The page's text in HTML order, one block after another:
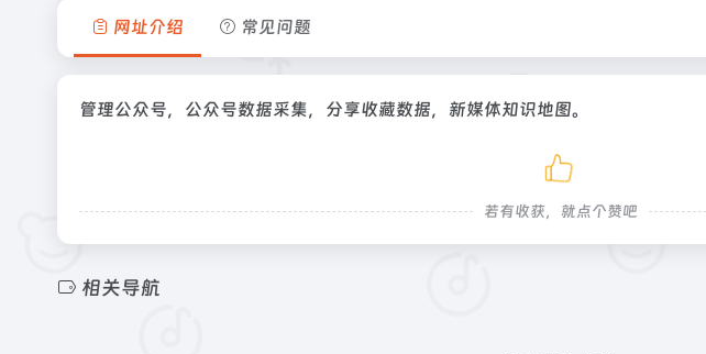
网址介绍 常见问题
管理公众号，公众号数据采集，分享收藏数据，新媒体知识地图。
若有收获，就点个赞吧
相关导航